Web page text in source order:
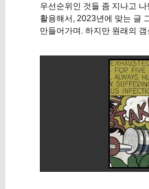
우선순위인 것들 좀 지나고
활용해서, 2023년에 맞는 글
만들어가며. 하지만 원래의